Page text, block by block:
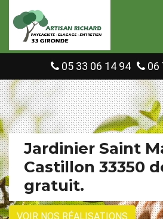
05 33 06 14 94 06
Jardinier Saint
Castillon 33350
gratuit.
VOIR NOS RÉALISATIONS